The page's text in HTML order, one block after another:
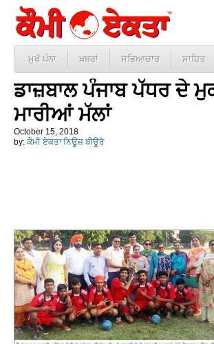
ਮੁਖੱ ਪੰਨਾ ਖ਼ਬਰਾਂ ਸਭਿਆਚਾਰ ਸਾਹਿਤ
ਡਾਜ਼ਬਾਲ ਪੰਜਾਬ ਪੱਧਰ ਦੇ
ਮਾਰੀਆਂ ਮੱਲਾਂ
October 15, 2018
by: ਕੌਮੀ ਏਕਤਾ ਨਿਊਜ਼ ਬੀਊਰੋ